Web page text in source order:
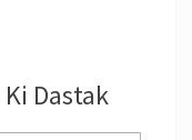
Dastak